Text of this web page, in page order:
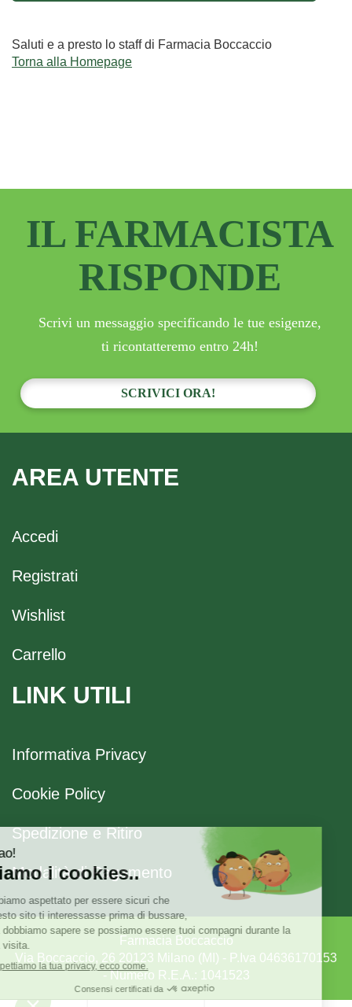
Saluti e a presto lo staff di Farmacia Boccaccio
Torna alla Homepage
IL FARMACISTA
RISPONDE
Scrivi un messaggio specificando le tue esigenze,
ti ricontatteremo entro 24h!
SCRIVICI ORA!
AREA UTENTE
Accedi
Registrati
Wishlist
Carrello
LINK UTILI
Informativa Privacy
Cookie Policy
Spedizione e Ritiro
Modalità di Pagamento
Farmacia Boccaccio
Via Boccaccio, 26 20123 Milano (MI) - P.Iva 04636170153
- Numero R.E.A.: 1041523